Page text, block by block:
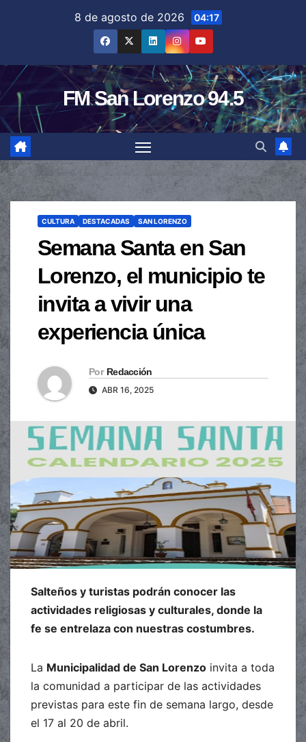
8 de agosto de 2026 04:17
FM San Lorenzo 94.5
CULTURA DESTACADAS SAN LORENZO
Semana Santa en San
Lorenzo, el municipio te
invita a vivir una
experiencia única
Por Redacción
ABR 16, 2025
Salteños y turistas podrán conocer las
actividades religiosas y culturales, donde la
fe se entrelaza con nuestras costumbres.
La Municipalidad de San Lorenzo invita a toda
la comunidad a participar de las actividades
previstas para este fin de semana largo, desde
el 17 al 20 de abril.